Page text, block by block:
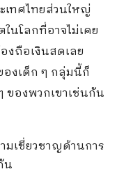
เทศไทยส่วนใหญ่
นโลกที่อาจไม่เคย
งถือเงินสดเลย
งเด็ก ๆ กลุ่มนี้ก็
องพวกเขาเช่นกัน
มเชี่ยวชาญด้านการ
น